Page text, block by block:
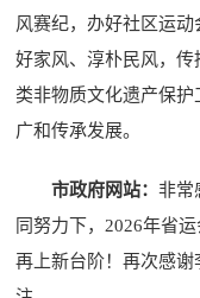
风赛纪，办好社区运
好家风、淳朴民风，
类非物质文化遗产保
广和传承发展。
市政府网站：非常
同努力下，2026年省
再上新台阶！再次感